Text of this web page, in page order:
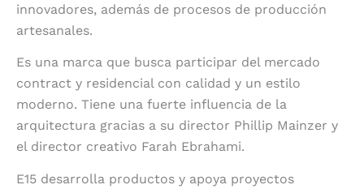
innovadores, además de procesos de producción
artesanales.
Es una marca que busca participar del mercado
contract y residencial con calidad y un estilo
moderno. Tiene una fuerte influencia de la
arquitectura gracias a su director Phillip Mainzer y
el director creativo Farah Ebrahami.
E15 desarrolla productos y apoya proyectos